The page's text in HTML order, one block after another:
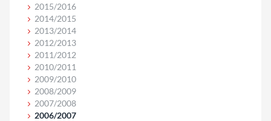
2015/2016
2014/2015
2013/2014
2012/2013
2011/2012
2010/2011
2009/2010
2008/2009
2007/2008
2006/2007